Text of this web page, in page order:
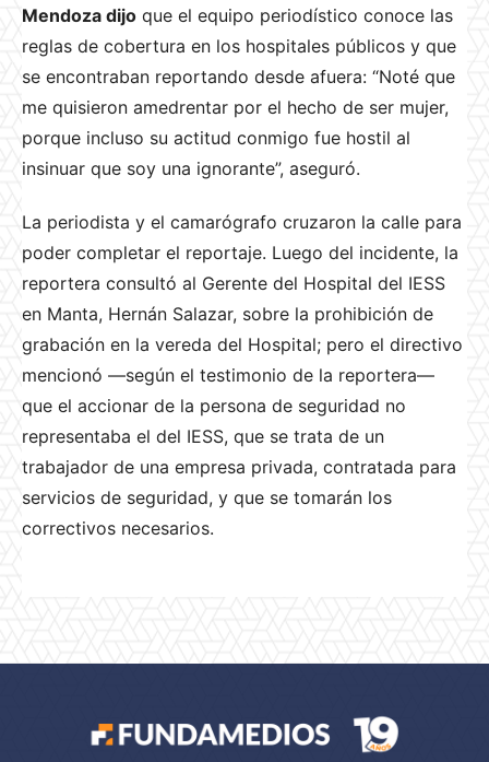
Mendoza dijo que el equipo periodístico conoce las
reglas de cobertura en los hospitales públicos y que
se encontraban reportando desde afuera: “Noté que
me quisieron amedrentar por el hecho de ser mujer,
porque incluso su actitud conmigo fue hostil al
insinuar que soy una ignorante”, aseguró.
La periodista y el camarógrafo cruzaron la calle para
poder completar el reportaje. Luego del incidente, la
reportera consultó al Gerente del Hospital del IESS
en Manta, Hernán Salazar, sobre la prohibición de
grabación en la vereda del Hospital; pero el directivo
mencionó —según el testimonio de la reportera—
que el accionar de la persona de seguridad no
representaba el del IESS, que se trata de un
trabajador de una empresa privada, contratada para
servicios de seguridad, y que se tomarán los
correctivos necesarios.